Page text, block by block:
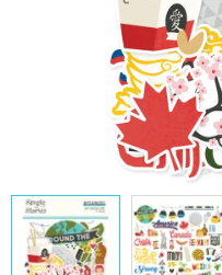
Kontakty Moje
Hodnocení obchodu
Podmínky ochrany osobních
Jak nakupovat